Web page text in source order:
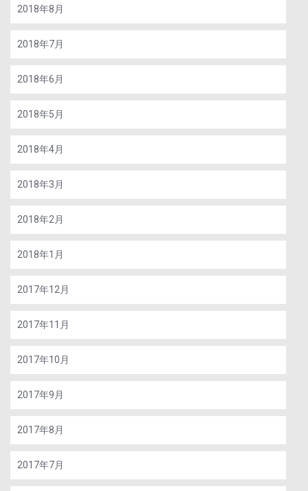
2018年8月
2018年7月
2018年6月
2018年5月
2018年4月
2018年3月
2018年2月
2018年1月
2017年12月
2017年11月
2017年10月
2017年9月
2017年8月
2017年7月